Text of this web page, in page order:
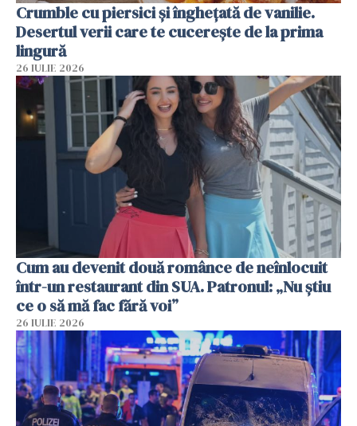
Crumble cu piersici și înghețată de vanilie.
Desertul verii care te cucerește de la prima
lingură
26 IULIE 2026
Cum au devenit două românce de neînlocuit
într-un restaurant din SUA. Patronul: „Nu știu
ce o să mă fac fără voi”
26 IULIE 2026